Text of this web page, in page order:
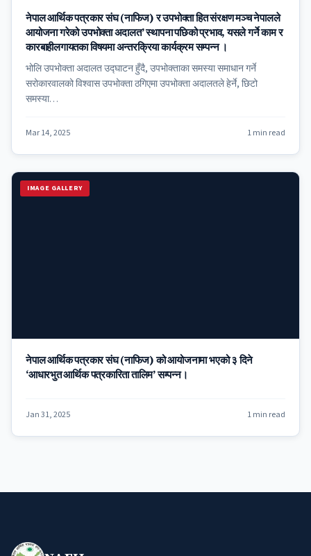
नेपाल आर्थिक पत्रकार संघ (नाफिज) र उपभोक्ता हित संरक्षण मञ्च नेपालले
आयोजना गरेको उपभोक्ता अदालत’ स्थापना पछिको प्रभाव, यसले गर्ने काम र
कारबाहीलगायतका विषयमा अन्तरक्रिया कार्यक्रम सम्पन्न ।
भोलि उपभोक्ता अदालत उद्घाटन हुँदै, उपभोक्ताका समस्या समाधान गर्ने
सरोकारवालको विश्वास उपभोक्ता ठगिएमा उपभोक्ता अदालतले हेर्ने, छिटो
समस्या…
Mar 14, 2025 1 min read
IMAGE GALLERY
नेपाल आर्थिक पत्रकार संघ (नाफिज) को आयोजनामा भएको ३ दिने
‘आधारभुत आर्थिक पत्रकारिता तालिम’ सम्पन्न।
Jan 31, 2025 1 min read